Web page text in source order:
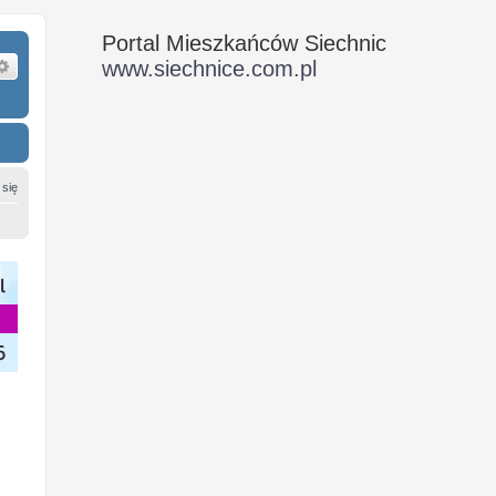
Wyszukiwanie zaawansowane
się
Portal Mieszkańców Siechnic
www.siechnice.com.pl